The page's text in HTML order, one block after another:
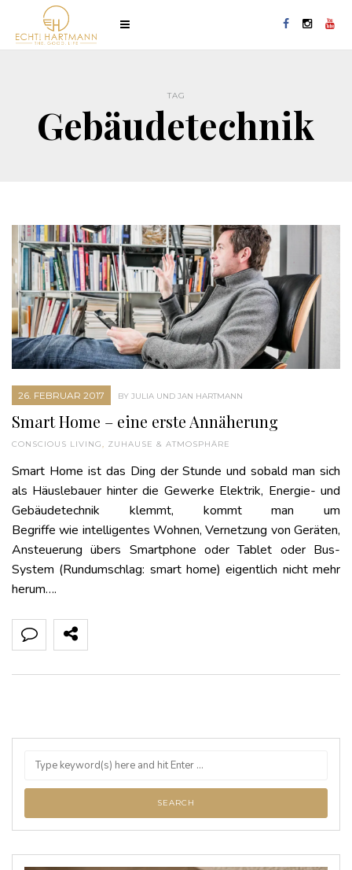
TAG
Gebäudetechnik
26. FEBRUAR 2017 BY JULIA UND JAN HARTMANN
Smart Home – eine erste Annäherung
CONSCIOUS LIVING, ZUHAUSE & ATMOSPHÄRE
Smart Home ist das Ding der Stunde und sobald man sich
als Häuslebauer hinter die Gewerke Elektrik, Energie- und
Gebäudetechnik klemmt, kommt man um
Begriffe wie intelligentes Wohnen, Vernetzung von Geräten,
Ansteuerung übers Smartphone oder Tablet oder Bus-
System (Rundumschlag: smart home) eigentlich nicht mehr
herum….